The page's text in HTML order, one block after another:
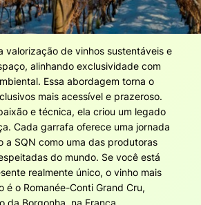
valorização de vinhos sustentáveis e
alinhando exclusividade com
Essa abordagem torna o
mais acessível e prazeroso.
e técnica, ela criou um legado
Cada garrafa oferece uma jornada
a SQN como uma das produtoras
do mundo. Se você está
realmente único, o vinho mais
é o Romanée-Conti Grand Cru,
da Borgonha, na França.